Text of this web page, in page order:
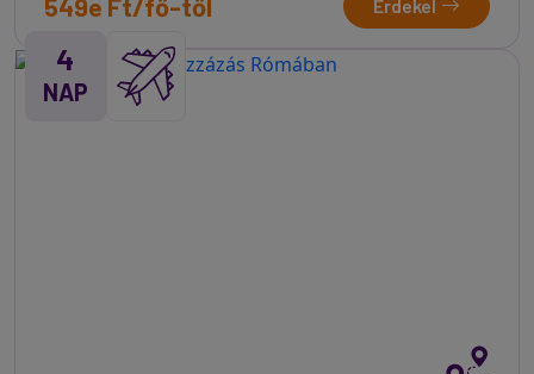
Érdekel
4
NAP